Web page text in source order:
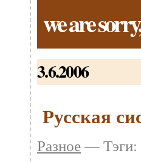
we are
3.6.2006
Русская
Разное— Тэги: